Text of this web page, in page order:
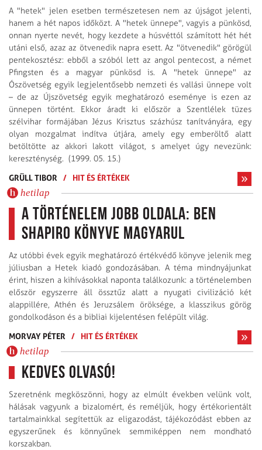
A "hetek" jelen esetben természetesen nem az újságot jelenti,
hanem a hét napos időközt. A "hetek ünnepe", vagyis a pünkösd,
onnan nyerte nevét, hogy kezdete a húsvéttól számított hét hét
utáni első, azaz az ötvenedik napra esett. Az "ötvenedik" görögül
pentekosztész: ebből a szóból lett az angol pentecost, a német
Pfingsten és a magyar pünkösd is. A "hetek ünnepe" az
Ószövetség egyik legjelentősebb nemzeti és vallási ünnepe volt
– de az Újszövetség egyik meghatározó eseménye is ezen az
ünnepen történt. Ekkor áradt ki először a Szentlélek tüzes
szélvihar formájában Jézus Krisztus százhúsz tanítványára, egy
olyan mozgalmat indítva útjára, amely egy emberöltő alatt
betöltötte az akkori lakott világot, s amelyet úgy nevezünk:
kereszténység. (1999. 05. 15.)
GRÜLL TIBOR
/ HIT ÉS ÉRTÉKEK
hetilap
A történelem jobb oldala: Ben
Shapiro könyve magyarul
Az utóbbi évek egyik meghatározó értékvédő könyve jelenik meg
júliusban a Hetek kiadó gondozásában. A téma mindnyájunkat
érint, hiszen a kihívásokkal naponta találkozunk: a történelemben
először egyszerre áll össztűz alatt a nyugati civilizáció két
alappillére, Athén és Jeruzsálem öröksége, a klasszikus görög
gondolkodáson és a bibliai kijelentésen felépült világ.
MORVAY PÉTER
/ HIT ÉS ÉRTÉKEK
hetilap
Kedves Olvasó!
Szeretnénk megköszönni, hogy az elmúlt években velünk volt,
hálásak vagyunk a bizalomért, és reméljük, hogy értékorientált
tartalmainkkal segítettük az eligazodást, tájékozódást ebben az
egyszerűnek és könnyűnek semmiképpen nem mondható
korszakban.